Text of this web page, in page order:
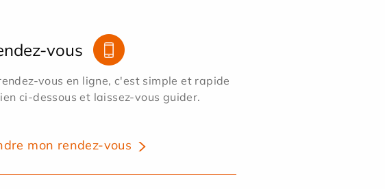
vous
vous en ligne, c'est simple et rapide
ci-dessous et laissez-vous guider.
mon rendez-vous